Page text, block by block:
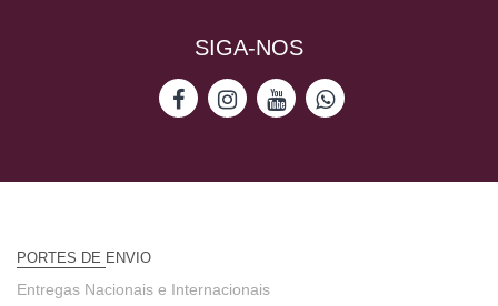
SIGA-NOS
PORTES DE ENVIO
Entregas Nacionais e Internacionais